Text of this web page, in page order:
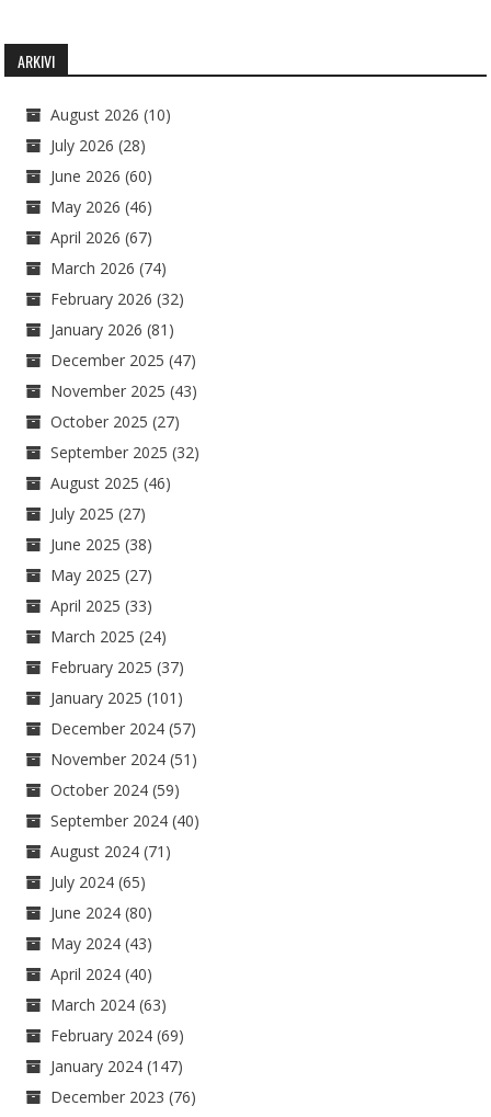
ARKIVI
August 2026 (10)
July 2026 (28)
June 2026 (60)
May 2026 (46)
April 2026 (67)
March 2026 (74)
February 2026 (32)
January 2026 (81)
December 2025 (47)
November 2025 (43)
October 2025 (27)
September 2025 (32)
August 2025 (46)
July 2025 (27)
June 2025 (38)
May 2025 (27)
April 2025 (33)
March 2025 (24)
February 2025 (37)
January 2025 (101)
December 2024 (57)
November 2024 (51)
October 2024 (59)
September 2024 (40)
August 2024 (71)
July 2024 (65)
June 2024 (80)
May 2024 (43)
April 2024 (40)
March 2024 (63)
February 2024 (69)
January 2024 (147)
December 2023 (76)